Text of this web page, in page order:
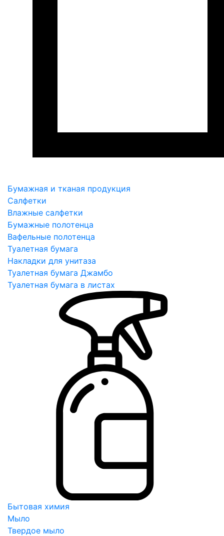
Бумажная и тканая продукция
Салфетки
Влажные салфетки
Бумажные полотенца
Вафельные полотенца
Туалетная бумага
Накладки для унитаза
Туалетная бумага Джамбо
Туалетная бумага в листах
Бытовая химия
Мыло
Твердое мыло